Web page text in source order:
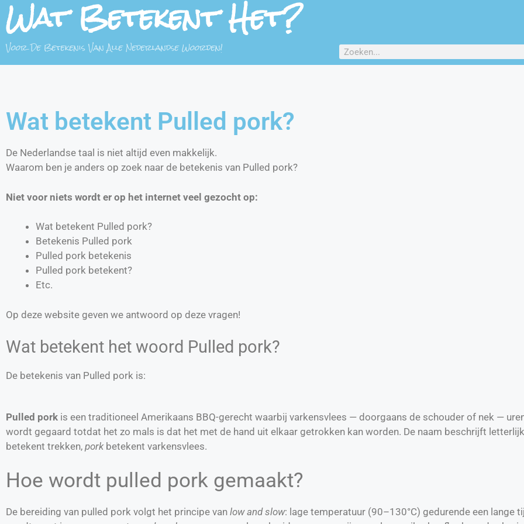
Wat Betekent Het?
Voor De Betekenis Van Alle Nederlandse Woorden!
Wat betekent Pulled pork?
De Nederlandse taal is niet altijd even makkelijk.
Waarom ben je anders op zoek naar de betekenis van Pulled pork?
Niet voor niets wordt er op het internet veel gezocht op:
Wat betekent Pulled pork?
Betekenis Pulled pork
Pulled pork betekenis
Pulled pork betekent?
Etc.
Op deze website geven we antwoord op deze vragen!
Wat betekent het woord Pulled pork?
De betekenis van Pulled pork is:
Pulled pork is een traditioneel Amerikaans BBQ-gerecht waarbij varkensvlees — doorgaans de schouder of nek —
wordt gegaard totdat het zo mals is dat het met de hand uit elkaar getrokken kan worden. De naam beschrijft
betekent trekken, porkbetekent varkensvlees.
Hoe wordt pulled pork gemaakt?
De bereiding van pulled pork volgt het principe van low and slow: lage temperatuur (90–130°C) gedurende een lange